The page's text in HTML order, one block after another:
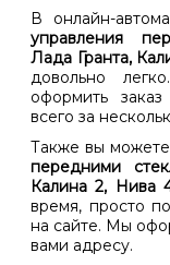
В онлайн-
управления
Лада Гранта,
довольно
оформить
всего за
Также вы можете
передними
Калина 2, Нива
время, просто
на сайте. Мы
вами адресу.